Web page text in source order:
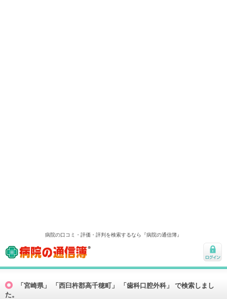
病院の口コミ・評価・評判を検索するなら『病院の通信簿』
病院の通信簿
ログ
た。